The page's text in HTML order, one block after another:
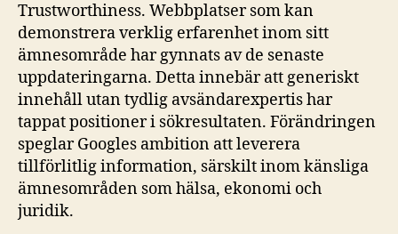
Trustworthiness. Webbplatser som kan
demonstrera verklig erfarenhet inom sitt
ämnesområde har gynnats av de senaste
uppdateringarna. Detta innebär att generiskt
innehåll utan tydlig avsändarexpertis har
tappat positioner i sökresultaten. Förändringen
speglar Googles ambition att leverera
tillförlitlig information, särskilt inom känsliga
ämnesområden som hälsa, ekonomi och
juridik.